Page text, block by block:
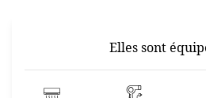
Elles sont